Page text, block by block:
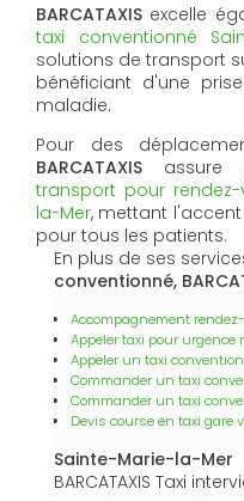
BARCATAXIS excelle
taxi conventionné
solutions de transport
bénéficiant d'une
maladie.
Pour des
BARCATAXIS assure
transport pour
la-Mer, mettant
pour tous les patients.
En plus de ses
conventionné,
Accompagnement
Appeler taxi pour urgence
Appeler un taxi
Commander un taxi
Commander un taxi
Devis course en taxi gare
Sainte-Marie-la-Mer
BARCATAXIS Taxi